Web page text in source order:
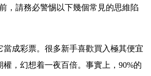
，請務必警惕以下幾個常見的思維陷
當成彩票。很多新手喜歡買入極其便宜
權，幻想着一夜百倍。事實上，90%的